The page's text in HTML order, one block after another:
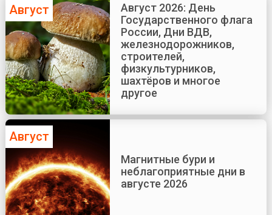
Август
Август 2026: День
Государственного флага
России, Дни ВДВ,
железнодорожников,
строителей,
физкультурников,
шахтёров и многое
другое
Август
Магнитные бури и
неблагоприятные дни в
августе 2026